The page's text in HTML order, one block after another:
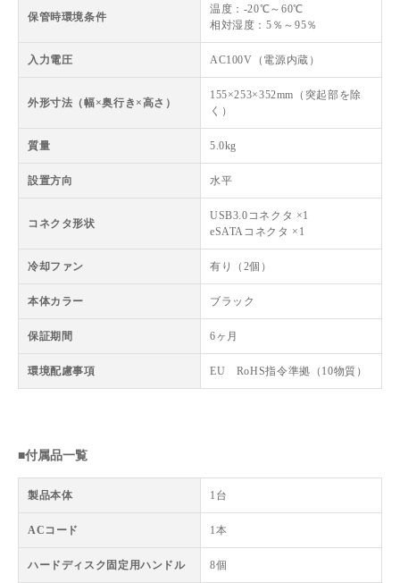
保管時環境条件
温度：-20℃～60℃
相対湿度：5％～95％
入力電圧 AC100V（電源内蔵）
外形寸法（幅×奥行き×高さ）
155×253×352mm（突起部を除
く）
質量 5.0kg
設置方向 水平
コネクタ形状
USB3.0コネクタ ×1
eSATAコネクタ ×1
冷却ファン 有り（2個）
本体カラー ブラック
保証期間 6ヶ月
環境配慮事項 EU RoHS指令準拠（10物質）
■付属品一覧
製品本体 1台
ACコード 1本
ハードディスク固定用ハンドル 8個